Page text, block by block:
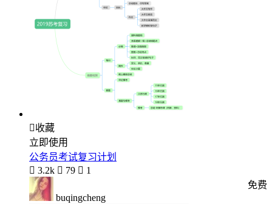
收藏
立即使用
公务员考试复习计划
 3.2k  79  1
buqingcheng
免费